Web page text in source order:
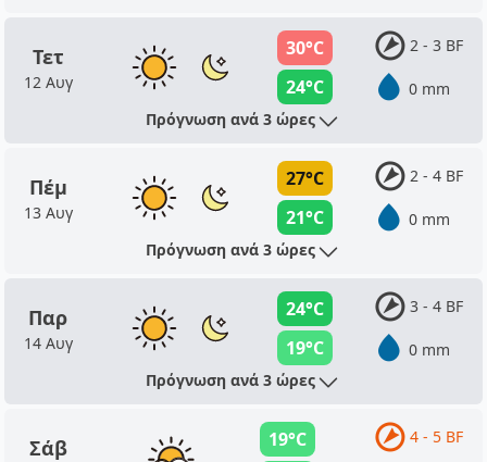
Τετ
12 Αυγ
30°C
24°C
2 - 3 BF
0 mm
Πρόγνωση ανά 3 ώρες
Πέμ
13 Αυγ
27°C
21°C
2 - 4 BF
0 mm
Πρόγνωση ανά 3 ώρες
Παρ
14 Αυγ
24°C
19°C
3 - 4 BF
0 mm
Πρόγνωση ανά 3 ώρες
Σάβ
19°C
4 - 5 BF